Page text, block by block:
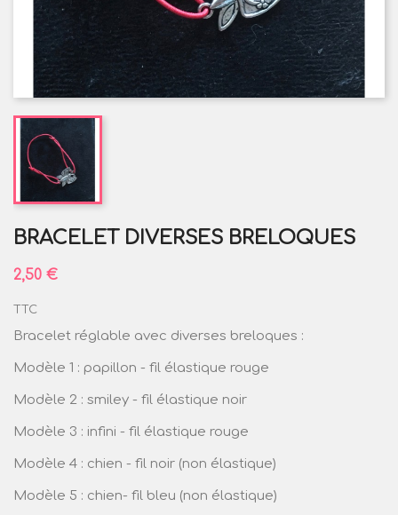
BRACELET DIVERSES BRELOQUES
2,50 €
TTC
Bracelet réglable avec diverses breloques :
Modèle 1 : papillon - fil élastique rouge
Modèle 2 : smiley - fil élastique noir
Modèle 3 : infini - fil élastique rouge
Modèle 4 : chien - fil noir (non élastique)
Modèle 5 : chien- fil bleu (non élastique)